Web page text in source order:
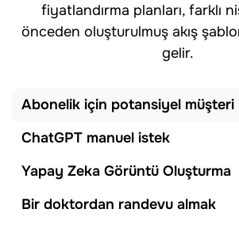
fiyatlandırma planları, farklı
önceden oluşturulmuş akış
gelir.
Abonelik için potansiyel müşteri
ChatGPT manuel istek
Yapay Zeka Görüntü Oluşturma
Bir doktordan randevu almak